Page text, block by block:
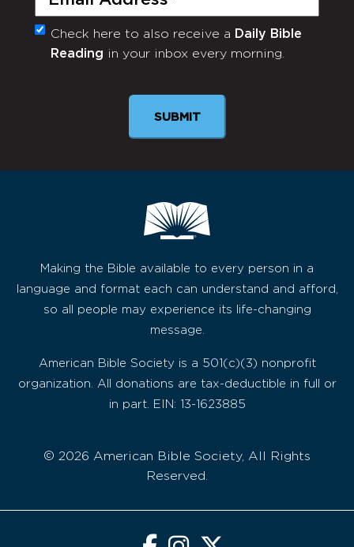
Monthly
Newsletter
Check here to also receive a Daily Bible
Reading in your inbox every morning.
Making the Bible available to every person in a
language and format each can understand and afford,
so all people may experience its life-changing
message.
American Bible Society is a 501(c)(3) nonprofit
organization. All donations are tax-deductible in full or
in part. EIN: 13-1623885
© 2026 American Bible Society, All Rights
Reserved.